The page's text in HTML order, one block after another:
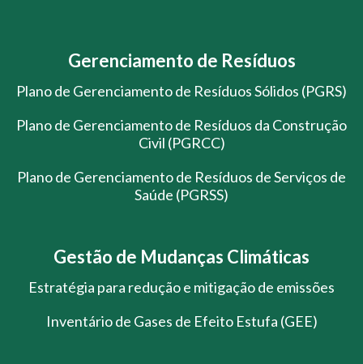
Gerenciamento de Resíduos
Plano de Gerenciamento de Resíduos Sólidos (PGRS)
Plano de Gerenciamento de Resíduos da Construção
Civil (PGRCC)
Plano de Gerenciamento de Resíduos de Serviços de
Saúde (PGRSS)
Gestão de Mudanças Climáticas
Estratégia para redução e mitigação de emissões
Inventário de Gases de Efeito Estufa (GEE)